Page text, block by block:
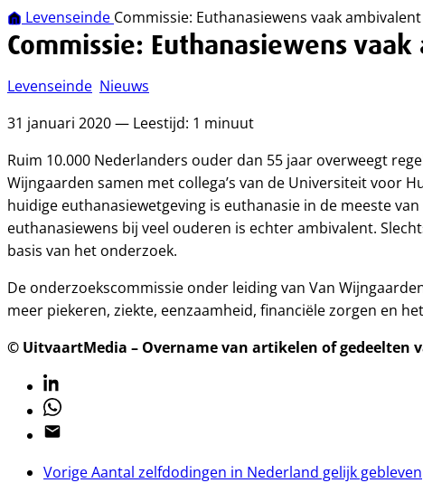
Levenseinde Commissie: Euthanasiewens vaak ambivalent
Commissie: Euthanasiewens
Levenseinde Nieuws
31 januari 2020 — Leestijd: 1 minuut
Ruim 10.000 Nederlanders ouder dan 55 jaar overweegt
Wijngaarden samen met collega’s van de Universiteit voor
huidige euthanasiewetgeving is euthanasie in de meeste
euthanasiewens bij veel ouderen is echter ambivalent.
basis van het onderzoek.
De onderzoekscommissie onder leiding van Van
meer piekeren, ziekte, eenzaamheid, financiële zorgen en
© UitvaartMedia – Overname van artikelen of
Linkedin
Whatsapp
Email
VorigeAantal zelfdodingen in Nederland gelijk gebleven